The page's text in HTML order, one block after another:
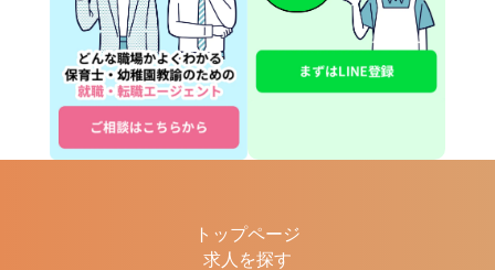
トップページ
求人を探す